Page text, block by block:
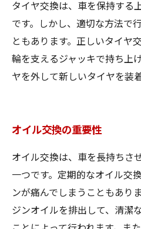
タイヤ交換は、車を保持する
です。しかし、適切な方法で
ともあります。正しいタイヤ
輪を支えるジャッキで持ち上
ヤを外して新しいタイヤを装
オイル交換の重要性
オイル交換は、車を長持ちさ
一つです。定期的なオイル交
ンが痛んでしまうこともあり
ジンオイルを排出して、清潔